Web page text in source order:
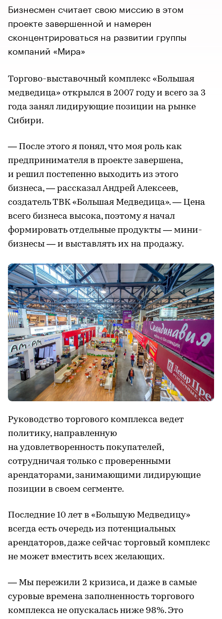
Бизнесмен считает свою миссию в этом
проекте завершенной и намерен
сконцентрироваться на развитии группы
компаний «Мира»
Торгово-выставочный комплекс «Большая
медведица» открылся в 2007 году и всего за 3
года занял лидирующие позиции на рынке
Сибири.
— После этого я понял, что моя роль как
предпринимателя в проекте завершена,
и решил постепенно выходить из этого
бизнеса, — рассказал Андрей Алексеев,
создатель ТВК «Большая Медведица». — Цена
всего бизнеса высока, поэтому я начал
формировать отдельные продукты — мини-
бизнесы — и выставлять их на продажу.
Руководство торгового комплекса ведет
политику, направленную
на удовлетворенность покупателей,
сотрудничая только с проверенными
арендаторами, занимающими лидирующие
позиции в своем сегменте.
Последние 10 лет в «Большую Медведицу»
всегда есть очередь из потенциальных
арендаторов, даже сейчас торговый комплекс
не может вместить всех желающих.
— Мы пережили 2 кризиса, и даже в самые
суровые времена заполненность торгового
комплекса не опускалась ниже 98%. Это